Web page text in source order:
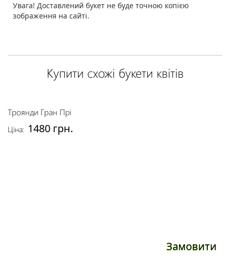
Увага! Доставлений букет не буде точною копією
зображення на сайті.
Купити схожі букети квітів
Троянди Гран Прі
Ціна: 1480 грн.
Замовити